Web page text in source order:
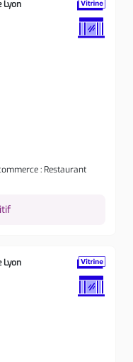
Lyon
: Restaurant
Lyon